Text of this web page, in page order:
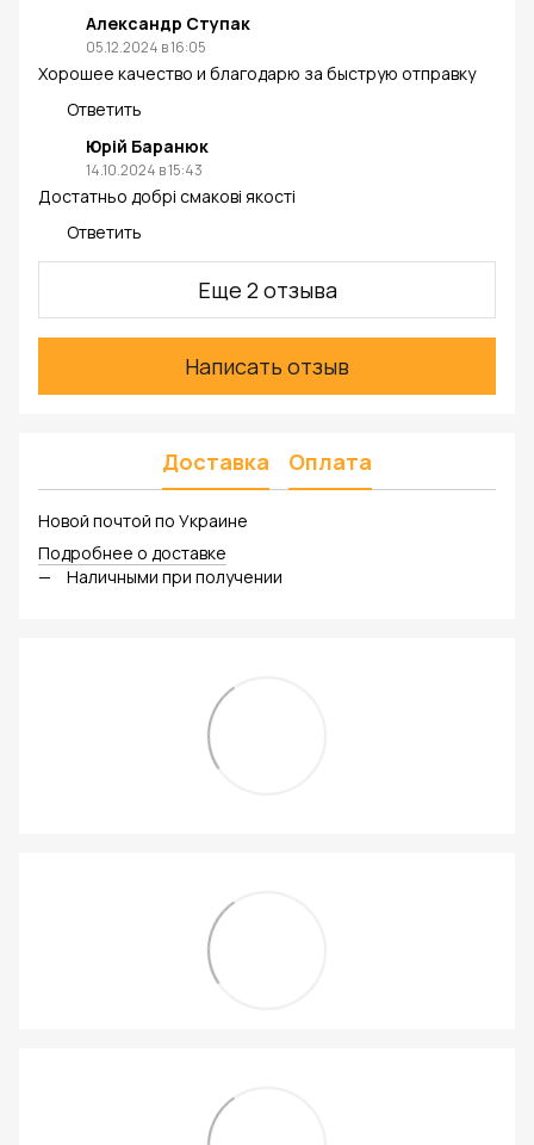
Александр Ступак
05.12.2024 в 16:05
Хорошее качество и благодарю за быструю отправку
Ответить
Юрій Баранюк
14.10.2024 в 15:43
Достатньо добрі смакові якості
Ответить
Еще 2 отзыва
Написать отзыв
Доставка Оплата
Новой почтой по Украине
Подробнее о доставке
Наличными при получении